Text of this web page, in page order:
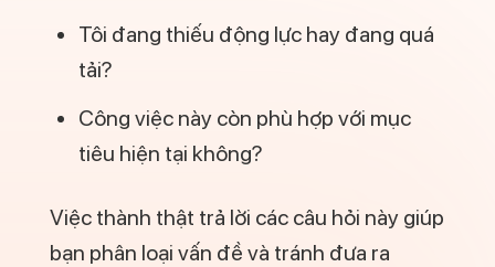
Tôi đang thiếu động lực hay đang quá
tải?
Công việc này còn phù hợp với mục
tiêu hiện tại không?
Việc thành thật trả lời các câu hỏi này giúp
bạn phân loại vấn đề và tránh đưa ra